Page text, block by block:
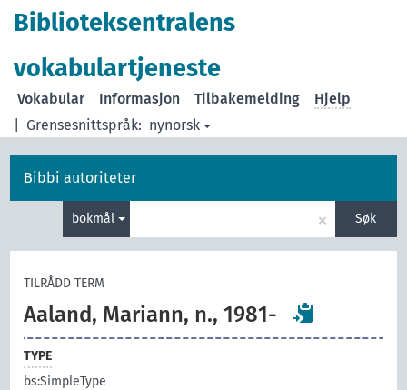
Biblioteksentralens
vokabulartjeneste
Grensesnittspråk: nynorsk
Vokabular Informasjon Tilbakemelding Hjelp
Bibbi autoriteter
bokmål × Søk
TILRÅDD TERM
Aaland, Mariann, n., 1981-
TYPE
bs:SimpleType